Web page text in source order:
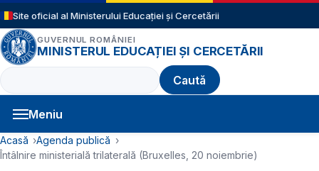
Sari la conținutul principal
Site oficial al Ministerului Educației și Cercetării
GUVERNUL ROMÂNIEI
MINISTERUL EDUCAȚIEI ȘI CERCETĂRII
Caută
Meniu
Navigație principală
Cale de navigare
Acasă
Agenda publică
Întâlnire ministerială trilaterală (Bruxelles, 20 noiembrie)